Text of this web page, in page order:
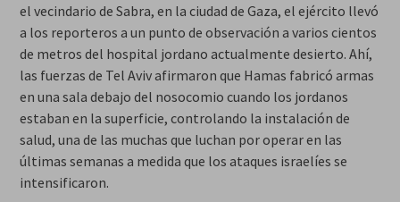
el vecindario de Sabra, en la ciudad de Gaza, el ejército llevó
a los reporteros a un punto de observación a varios cientos
de metros del hospital jordano actualmente desierto. Ahí,
las fuerzas de Tel Aviv afirmaron que Hamas fabricó armas
en una sala debajo del nosocomio cuando los jordanos
estaban en la superficie, controlando la instalación de
salud, una de las muchas que luchan por operar en las
últimas semanas a medida que los ataques israelíes se
intensificaron.